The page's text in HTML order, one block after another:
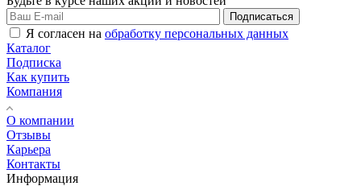
Подписаться
Я согласен на обработку персональных данных
Каталог
Подписка
Как купить
Компания
О компании
Отзывы
Карьера
Контакты
Информация